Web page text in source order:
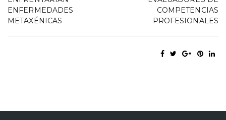
ENFERMEDADES
METAXÉNICAS
COMPETENCIAS
PROFESIONALES